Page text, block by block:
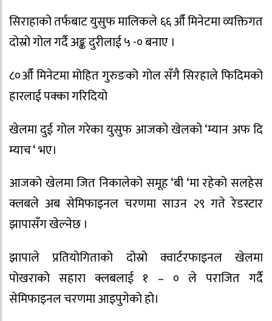
सिराहाको तर्फबाट युसुफ मालिकले ६६ औँ मिनेटमा व्यक्तिगत
दोस्रो गोल गर्दै अङ्क दुरीलाई ५ -० बनाए ।
८०औँ मिनेटमा मोहित गुरुङको गोल सँगै सिरहाले फिदिमको
हारलाई पक्का गरिदियो
खेलमा दुई गोल गरेका युसुफ आजको खेलको ‘म्यान अफ दि
म्याच ‘ भए।
आजको खेलमा जित निकालेको समूह ‘बी ‘मा रहेको सलहेस
क्लबले अब सेमिफाइनल चरणमा साउन २९ गते रेडस्टार
झापासँग खेल्नेछ ।
झापाले प्रतियोगिताको दोस्रो क्वार्टरफाइनल खेलमा
पोखराको सहारा क्लबलाई १ – ० ले पराजित गर्दै
सेमिफाइनल चरणमा आइपुगेको हो।